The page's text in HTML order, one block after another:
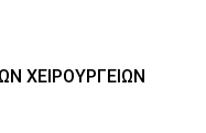
ΧΕΙΡΟΥΡΓEΙΩΝ